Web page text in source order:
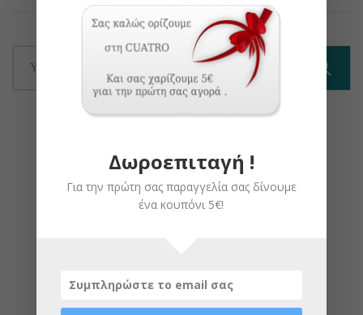
Δωροεπιταγή !
Για την πρώτη σας παραγγελία σας δίνουμε
ένα κουπόνι 5€!